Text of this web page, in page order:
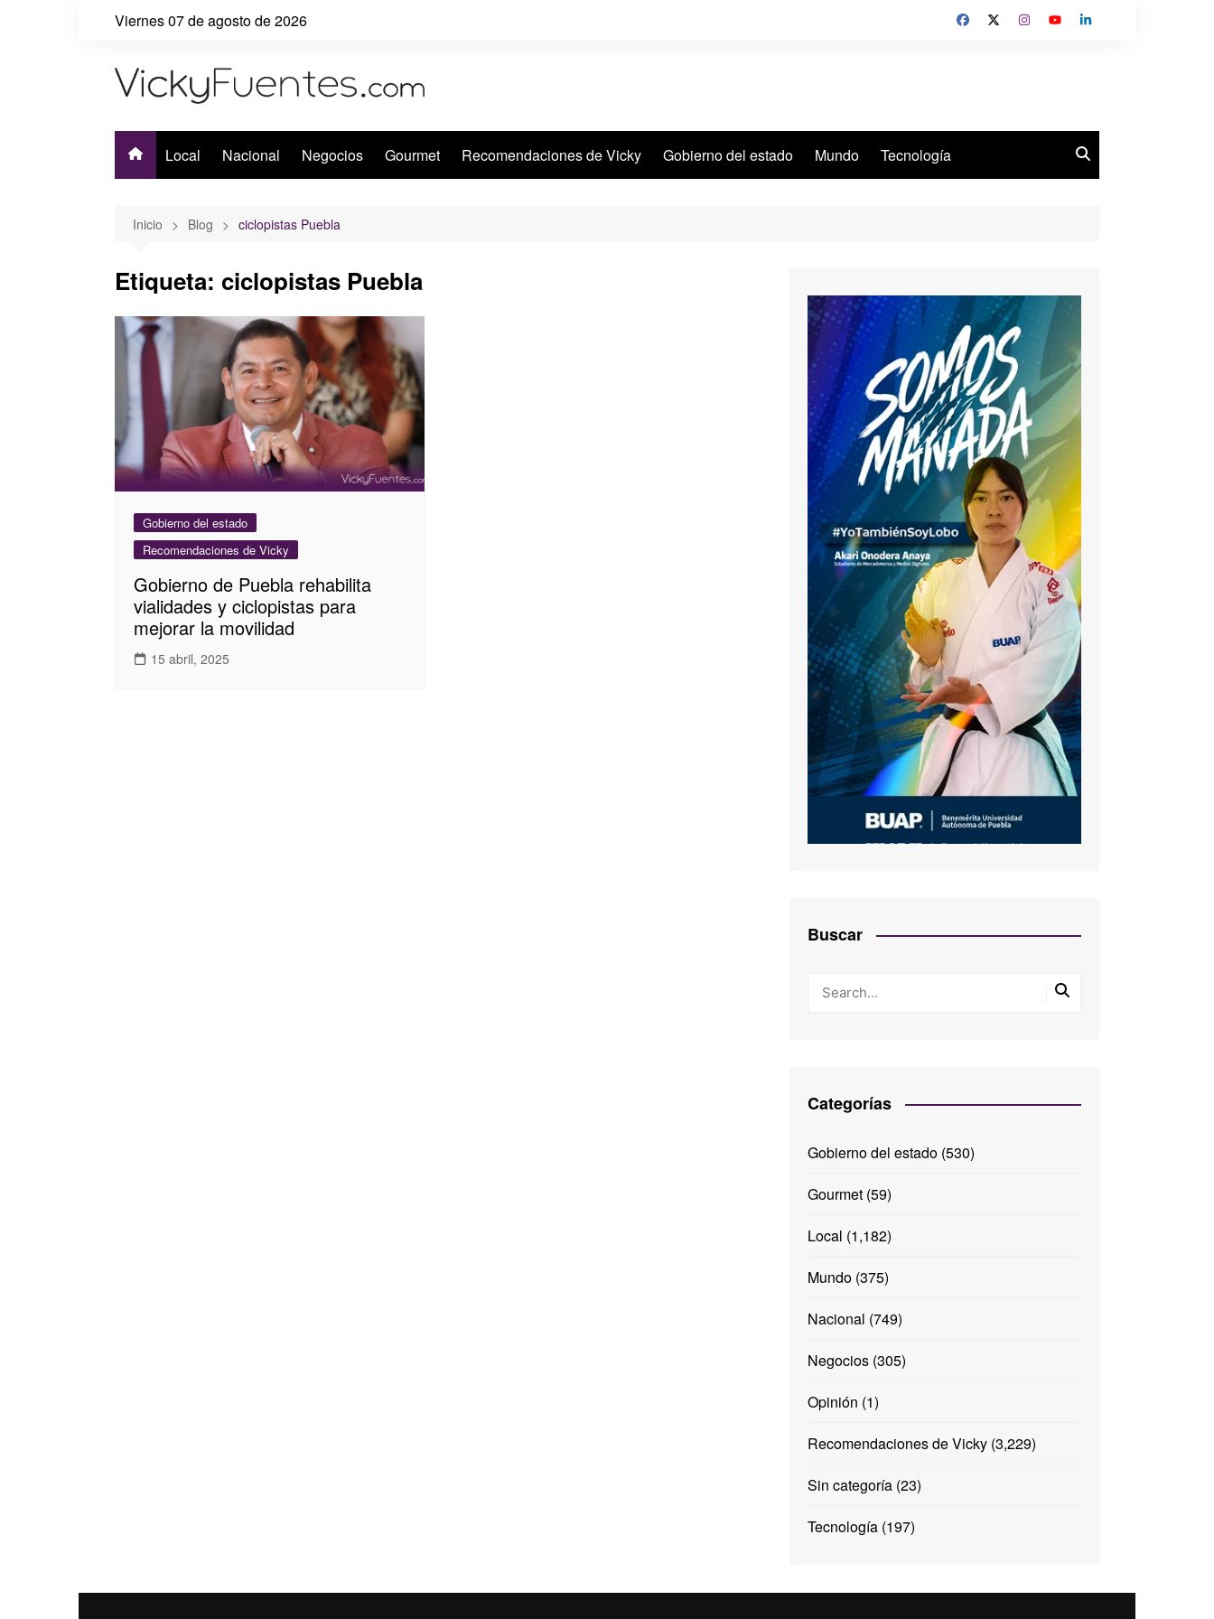
Viernes 07 de agosto de 2026
Local Nacional Negocios Gourmet Recomendaciones de Vicky Gobierno del estado Mundo Tecnología
Inicio Blog ciclopistas Puebla
Etiqueta: ciclopistas Puebla
Gobierno del estado
Recomendaciones de Vicky
Gobierno de Puebla rehabilita
vialidades y ciclopistas para
mejorar la movilidad
15 abril, 2025
Buscar
Categorías
Gobierno del estado(530)
Gourmet(59)
Local (1,182)
Mundo(375)
Nacional (749)
Negocios(305)
Opinión (1)
Recomendaciones de Vicky(3,229)
Sin categoría(23)
Tecnología(197)